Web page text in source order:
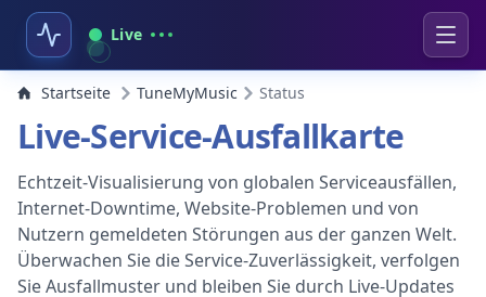
Live
Startseite TuneMyMusic Status
Live-Service-Ausfallkarte
Echtzeit-Visualisierung von globalen Serviceausfällen,
Internet-Downtime, Website-Problemen und von
Nutzern gemeldeten Störungen aus der ganzen Welt.
Überwachen Sie die Service-Zuverlässigkeit, verfolgen
Sie Ausfallmuster und bleiben Sie durch Live-Updates